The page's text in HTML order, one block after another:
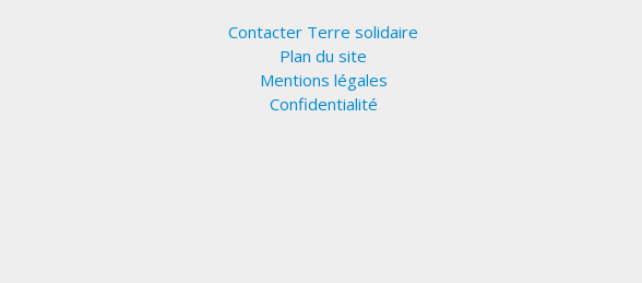
Contacter Terre solidaire
Plan du site
Mentions légales
Confidentialité